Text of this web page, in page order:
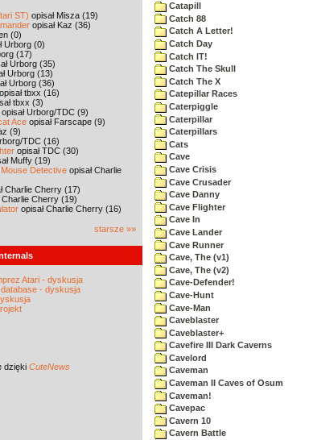
ST) opisał Misza (19)
opisał Kaz (36)
(0)
Urborg (0)
(17)
Urborg (35)
Urborg (13)
Urborg (36)
opisał tbxx (16)
tbxx (3)
opisał Urborg/TDC (9)
Ace opisał Farscape (9)
(9)
TDC (16)
opisał TDC (30)
Muffy (19)
Detective opisał Charlie
Charlie Cherry (17)
Charlie Cherry (19)
opisał Charlie Cherry (16)
starsze »»
Atari - dyskusja
- dyskusja
dzięki CuteNews
Catapill
Catch 88
Catch A Letter!
Catch Day
Catch IT!
Catch The Skull
Catch The X
Catepillar Races
Caterpiggle
Caterpillar
Caterpillars
Cats
Cave
Cave Crisis
Cave Crusader
Cave Danny
Cave Flighter
Cave In
Cave Lander
Cave Runner
Cave, The (v1)
Cave, The (v2)
Cave-Defender!
Cave-Hunt
Cave-Man
Caveblaster
Caveblaster+
Cavefire III Dark Caverns
Cavelord
Caveman
Caveman II Caves of Osum
Caveman!
Cavepac
Cavern 10
Cavern Battle